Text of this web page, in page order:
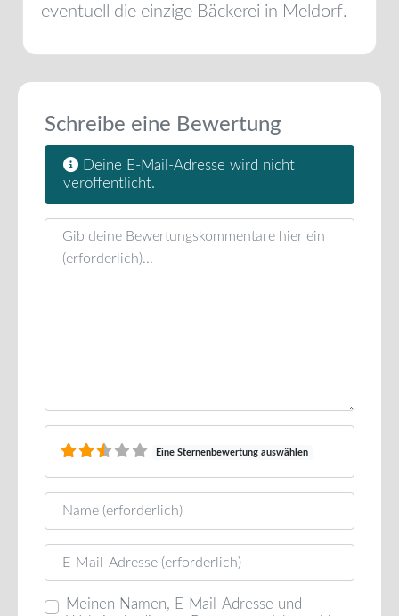
eventuell die einzige Bäckerei in Meldorf.
Schreibe eine Bewertung
Deine E-Mail-Adresse wird nicht
veröffentlicht.
Rezensionstext
Eine Sternenbewertung auswählen
Name
E-Mail
Meinen Namen, E-Mail-Adresse und